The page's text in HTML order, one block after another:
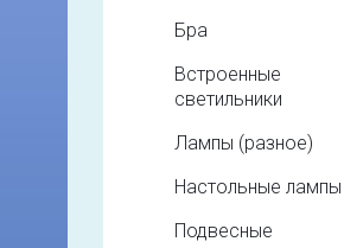
Бра
Встроенные
светильники
Лампы (разное)
Настольные лампы
Подвесные